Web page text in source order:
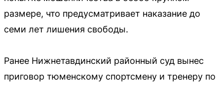
размере, что предусматривает наказание до
семи лет лишения свободы.
Ранее Нижнетавдинский районный суд вынес
приговор тюменскому спортсмену и тренеру по